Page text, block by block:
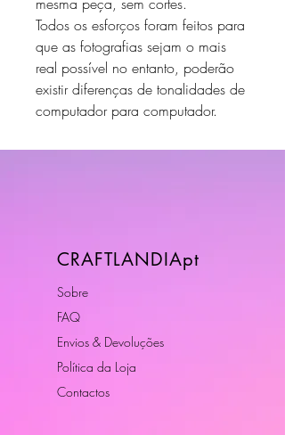
Todos os esforços foram feitos para
que as fotografias sejam o mais
real possível no entanto, poderão
existir diferenças de tonalidades de
computador para computador.
CRAFTLANDIApt
Sobre
FAQ
Envios & Devoluções
Política da Loja
Contactos